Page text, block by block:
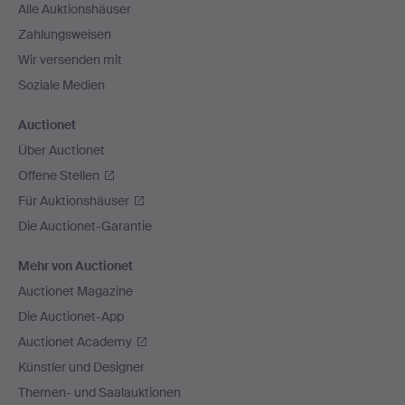
Alle Auktionshäuser
Zahlungsweisen
Wir versenden mit
Soziale Medien
Auctionet
Über Auctionet
Offene Stellen
Für Auktionshäuser
Die Auctionet-Garantie
Mehr von Auctionet
Auctionet Magazine
Die Auctionet-App
Auctionet Academy
Künstler und Designer
Themen- und Saalauktionen